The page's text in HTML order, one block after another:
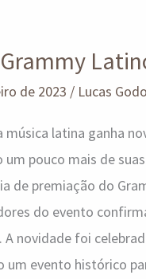
de 2023 / Lucas
latina ganha
pouco mais de
de premiação do
do evento
novidade foi
um evento histórico